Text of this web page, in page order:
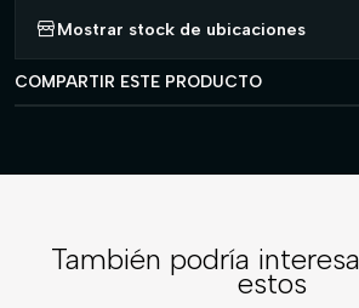
Mostrar stock de ubicaciones
COMPARTIR ESTE PRODUCTO
También podría
estos